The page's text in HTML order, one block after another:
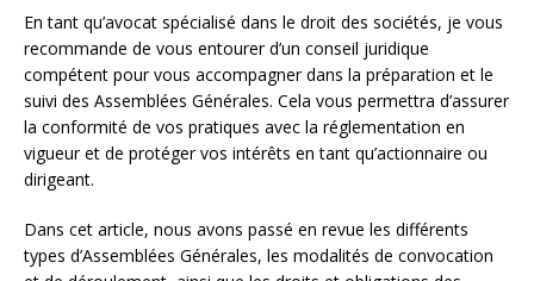
En tant qu’avocat spécialisé dans le droit des sociétés, je vous
recommande de vous entourer d’un conseil juridique
compétent pour vous accompagner dans la préparation et le
suivi des Assemblées Générales. Cela vous permettra d’assurer
la conformité de vos pratiques avec la réglementation en
vigueur et de protéger vos intérêts en tant qu’actionnaire ou
dirigeant.
Dans cet article, nous avons passé en revue les différents
types d’Assemblées Générales, les modalités de convocation